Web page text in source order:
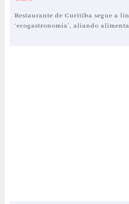
Restaurante de Curitiba segue a
‘ecogastronomia’, aliando